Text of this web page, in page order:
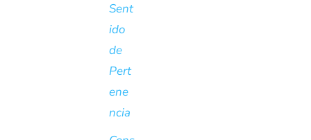
Sent
ido
de
Pert
ene
ncia